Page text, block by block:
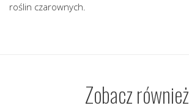
roślin czarownych.
Zobacz również